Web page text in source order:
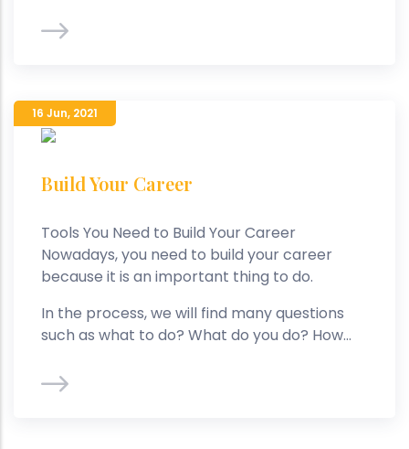
16 Jun, 2021
Build Your Career
Tools You Need to Build Your Career
Nowadays, you need to build your career
because it is an important thing to do.
In the process, we will find many questions
such as what to do? What do you do? How...